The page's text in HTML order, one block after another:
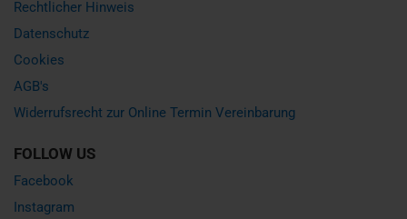
Rechtlicher Hinweis
Datenschutz
Cookies
AGB's
Widerrufsrecht zur Online Termin Vereinbarung
FOLLOW US
Facebook
Instagram